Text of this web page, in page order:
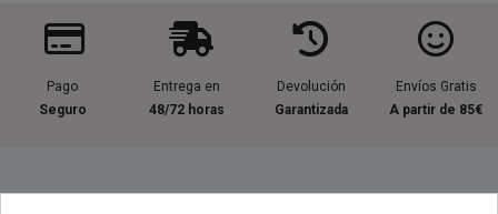
Pago
Seguro
Entrega en
48/72 horas
Devolución
Garantizada
Envíos Gratis
A partir de 85€